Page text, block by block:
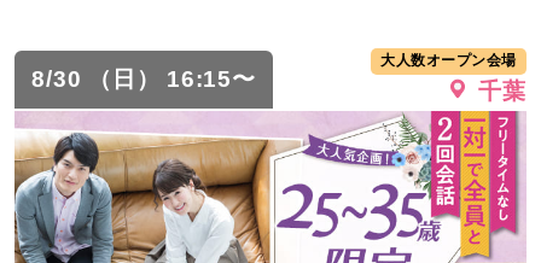
8/30 （日） 16:15〜
大人数オープン会場
千葉